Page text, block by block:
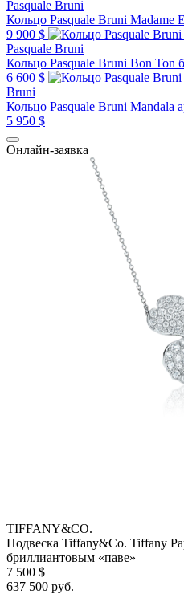
Pasquale Bruni
Кольцо Pasquale Bruni Madame
9 900 $
Pasquale Bruni
Кольцо Pasquale
6 600 $
Bruni
Кольцо Pasquale Bruni Mandala
5 950 $
Онлайн-заявка
TIFFANY&CO.
Подвеска Tiffany&Co. Tiffany
бриллиантовым «паве»
7 500 $
637 500 руб.